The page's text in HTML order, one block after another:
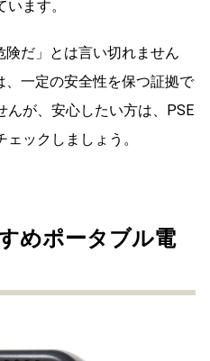
ます。
険だ」とは言い切れません
、一定の安全性を保つ証拠で
んが、安心したい方は、PSE
ックしましょう。
めポータブル電